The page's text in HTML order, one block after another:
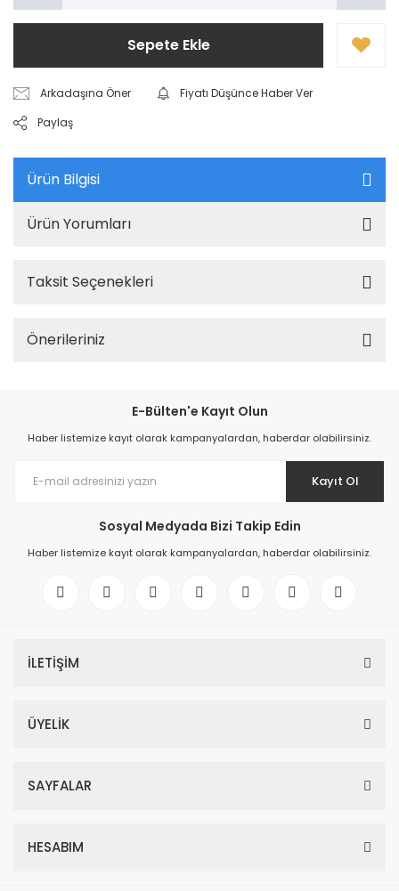
Sepete Ekle
Arkadaşına Öner
Fiyatı Düşünce Haber Ver
Paylaş
Ürün Bilgisi
Ürün Yorumları
Taksit Seçenekleri
Önerileriniz
E-Bülten'e Kayıt Olun
Haber listemize kayıt olarak kampanyalardan, haberdar olabilirsiniz.
Kayıt Ol
Sosyal Medyada Bizi Takip Edin
Haber listemize kayıt olarak kampanyalardan, haberdar olabilirsiniz.
İLETİŞİM
ÜYELİK
SAYFALAR
HESABIM